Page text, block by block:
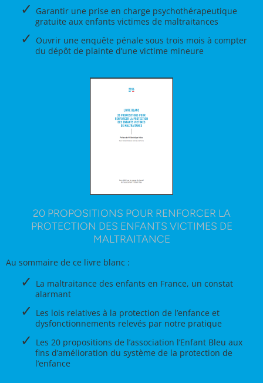
Garantir une prise en charge psychothérapeutique
gratuite aux enfants victimes de maltraitances
Ouvrir une enquête pénale sous trois mois à compter
du dépôt de plainte d’une victime mineure
20 PROPOSITIONS POUR RENFORCER LA
PROTECTION DES ENFANTS VICTIMES DE
MALTRAITANCE
Au sommaire de ce livre blanc :
La maltraitance des enfants en France, un constat
alarmant
Les lois relatives à la protection de l’enfance et
dysfonctionnements relevés par notre pratique
Les 20 propositions de l’association l’Enfant Bleu aux
fins d’amélioration du système de la protection de
l’enfance